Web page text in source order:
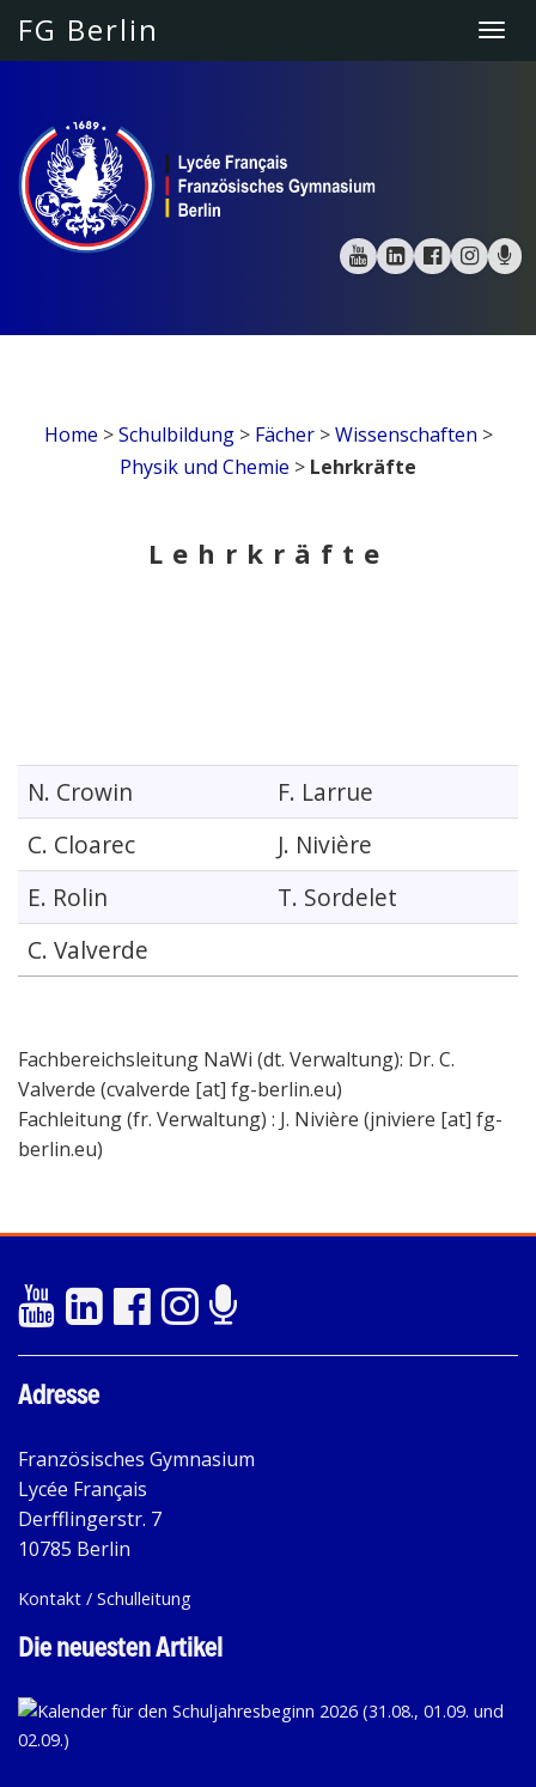
FG Berlin
Home >Schulbildung> Fächer>Wissenschaften >
Physik und Chemie > Lehrkräfte
Lehrkräfte
N. Crowin
F. Larrue
C. Cloarec
J. Nivière
E. Rolin
T. Sordelet
C. Valverde
Fachbereichsleitung NaWi (dt. Verwaltung): Dr. C.
Valverde (cvalverde [at] fg-berlin.eu)
Fachleitung (fr. Verwaltung) : J. Nivière (jniviere [at] fg-
berlin.eu)
Adresse
Französisches Gymnasium
Lycée Français
Derfflingerstr. 7
10785 Berlin
Kontakt / Schulleitung
Die neuesten Artikel